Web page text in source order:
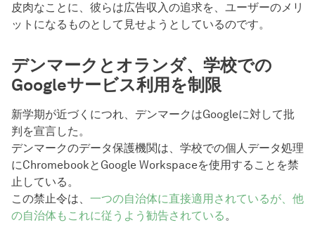
皮肉なことに、彼らは広告収入の追求を、ユーザーのメリ
ットになるものとして見せようとしているのです。
デンマークとオランダ、学校での
Googleサービス利用を制限
新学期が近づくにつれ、デンマークはGoogleに対して批
判を宣言した。
デンマークのデータ保護機関は、学校での個人データ処理
にChromebookとGoogle Workspaceを使用することを禁
止している。
この禁止令は、 一つの自治体に直接適用されているが、他
の自治体もこれに従うよう勧告されている。